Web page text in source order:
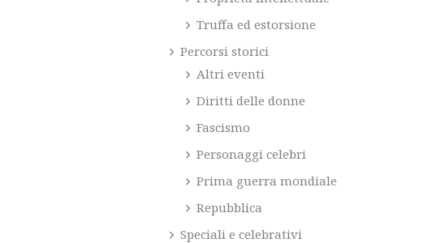
Truffa ed estorsione
Percorsi storici
Altri eventi
Diritti delle donne
Fascismo
Personaggi celebri
Prima guerra mondiale
Repubblica
Speciali e celebrativi